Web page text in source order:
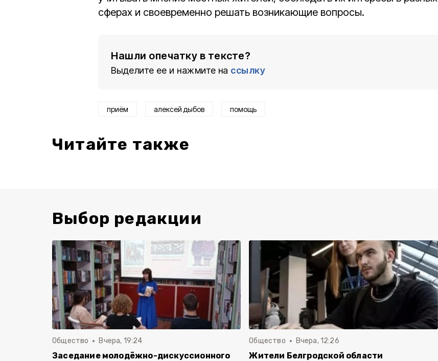
сферах и своевременно решать возникающие вопросы.
Нашли опечатку в тексте?
Выделите ее и нажмите на ссылку
приём алексей дыбов помощь
Читайте также
Выбор редакции
Общество Вчера, 19:24
Заседание молодёжно-дискуссионного
Общество Вчера, 12:26
Жители Белгродской области